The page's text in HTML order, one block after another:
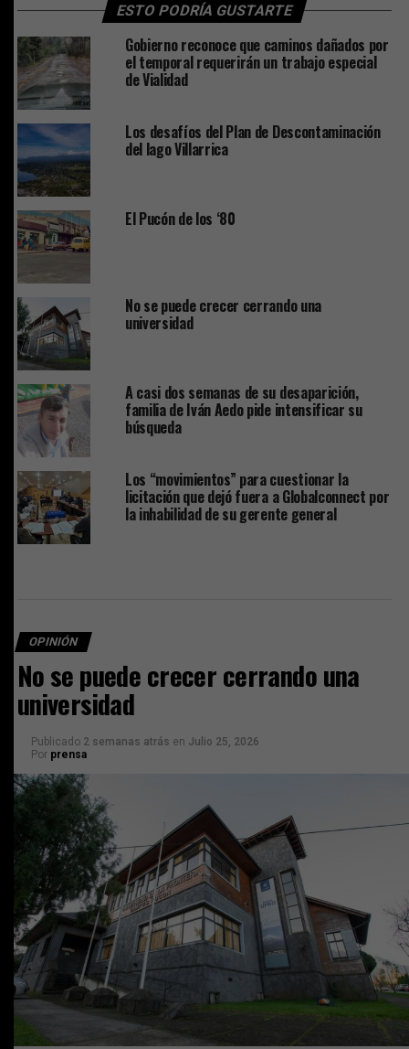
ESTO PODRÍA GUSTARTE
Gobierno reconoce que caminos dañados por
el temporal requerirán un trabajo especial
de Vialidad
Los desafíos del Plan de Descontaminación
del lago Villarrica
El Pucón de los ‘80
No se puede crecer cerrando una
universidad
A casi dos semanas de su desaparición,
familia de Iván Aedo pide intensificar su
búsqueda
Los “movimientos” para cuestionar la
licitación que dejó fuera a Globalconnect por
la inhabilidad de su gerente general
OPINIÓN
No se puede crecer cerrando una
universidad
Publicado 2 semanas atrás en Julio 25, 2026
Por prensa